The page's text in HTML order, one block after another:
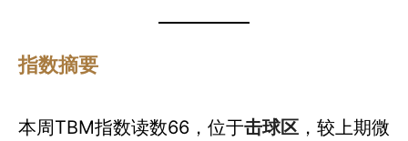
指数摘要
本周TBM指数读数66，位于击球区 ，较上期微